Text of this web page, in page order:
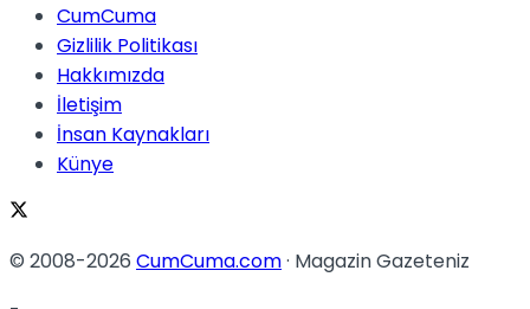
CumCuma
Gizlilik Politikası
Hakkımızda
İletişim
İnsan Kaynakları
Künye
© 2008-2026 CumCuma.com· Magazin Gazeteniz